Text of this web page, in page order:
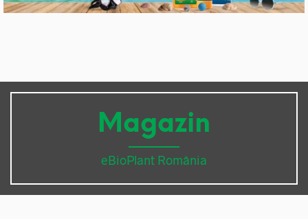
Magazin
eBioPlant România